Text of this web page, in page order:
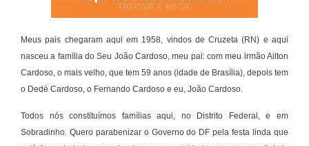
Meus pais chegaram aqui em 1958, vindos de Cruzeta (RN) e aqui
nasceu a família do Seu João Cardoso, meu pai: com meu irmão Ailton
Cardoso, o mais velho, que tem 59 anos (idade de Brasília), depois tem
o Dedé Cardoso, o Fernando Cardoso e eu, João Cardoso.
Todos nós constituímos famílias aqui, no Distrito Federal, e em
Sobradinho. Quero parabenizar o Governo do DF pela festa linda que